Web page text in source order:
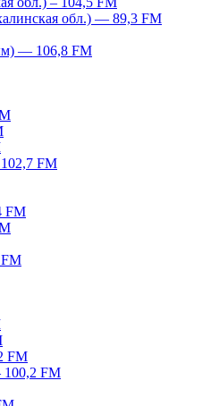
обл.) — 89,3 FM
— 106,8 FM
FM
FM
FM
100,2 FM